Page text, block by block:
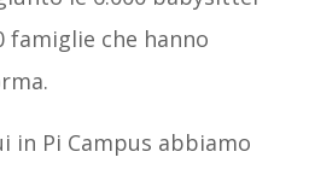
famiglie che hanno
in Pi Campus abbiamo